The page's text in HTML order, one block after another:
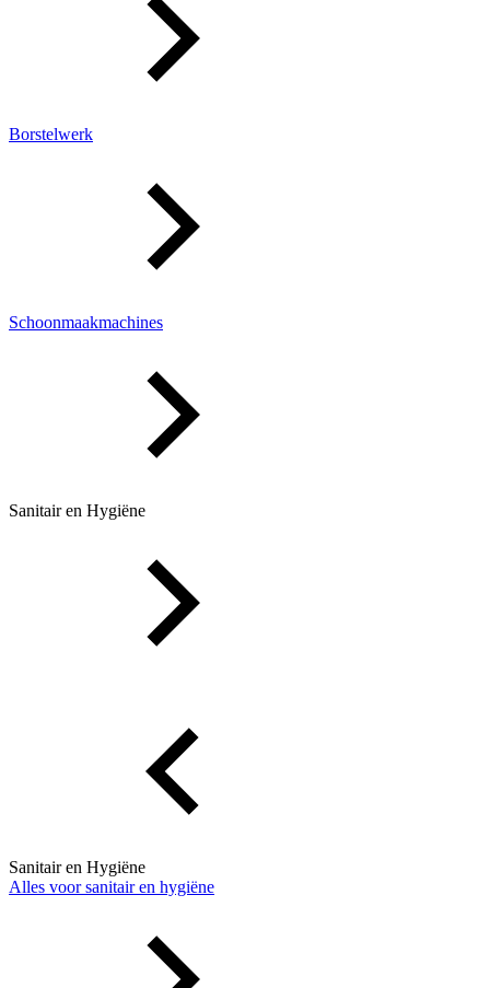
Borstelwerk
Schoonmaakmachines
Sanitair en Hygiëne
Sanitair en Hygiëne
Alles voor sanitair en hygiëne